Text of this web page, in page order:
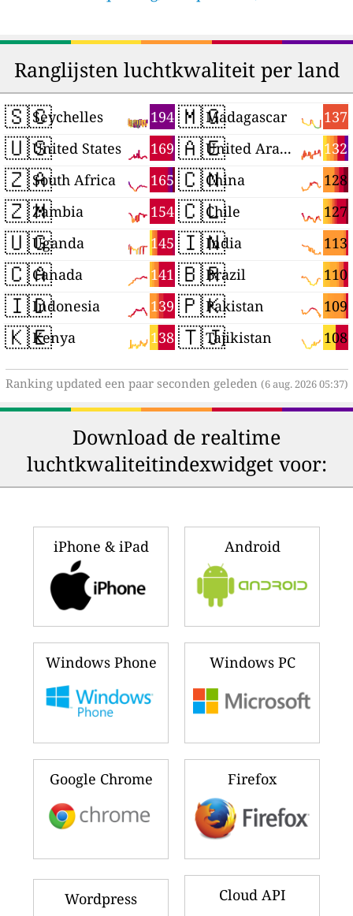
Ranglijsten luchtkwaliteit per land
🇸🇨 194
Seychelles
🇺🇸 169
United States
🇿🇦 165
South Africa
🇿🇲 154
Zambia
🇺🇬 145
Uganda
🇨🇦 141
Canada
🇮🇩 139
Indonesia
🇰🇪 138
Kenya
🇲🇬 137
Madagascar
🇦🇪 132
United Arab Emirates
🇨🇳 128
China
🇨🇱 127
Chile
🇮🇳 113
India
🇧🇷 110
Brazil
🇵🇰 109
Pakistan
🇹🇯 108
Tajikistan
Ranking updated een paar seconden geleden (6 aug. 2026 05:37)
Download de realtime
luchtkwaliteitindexwidget voor:
iPhone & iPad Android
Windows Phone Windows PC
Google Chrome Firefox
Wordpress Cloud API